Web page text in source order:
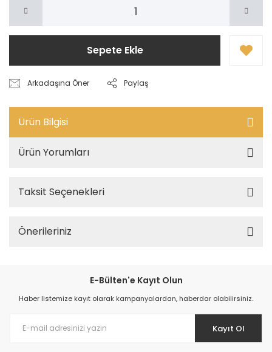
Sepete Ekle
Arkadaşına Öner Paylaş
Ürün Bilgisi
Ürün Yorumları
Taksit Seçenekleri
Önerileriniz
E-Bülten'e Kayıt Olun
Haber listemize kayıt olarak kampanyalardan, haberdar olabilirsiniz.
Kayıt Ol